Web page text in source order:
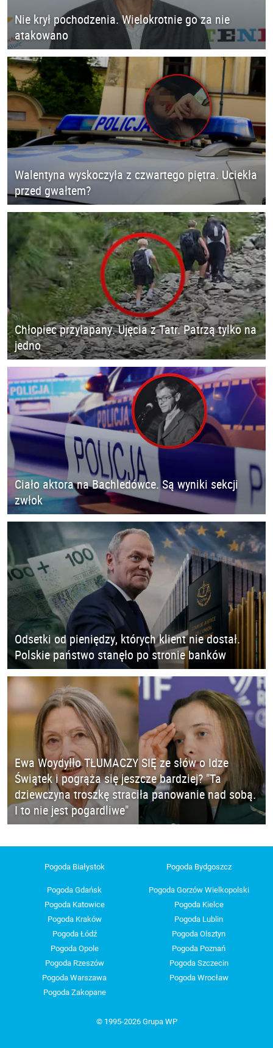
Nie krył pochodzenia. Wielokrotnie go za nie
atakowano
Walentyna wyskoczyła z czwartego piętra. Uciekła
przed gwałtem?
Chłopiec przyłapany. Ujęcia z Tatr. Patrzą tylko na
jedno
Ciało aktora na Bachledówce. Są wyniki sekcji
zwłok
Odsetki od pieniędzy, których klient nie dostał.
Polskie państwo stanęło po stronie banków
Ewa Woydyłło TŁUMACZY SIĘ ze słów o Idze
Świątek i pogrąża się jeszcze bardziej? "Ta
dziewczyna troszkę straciła panowanie nad sobą.
I to nie jest pogardliwe"
Pogoda Białystok Pogoda Bydgoszcz
Pogoda Gdańsk
Pogoda Gorzów Wielkopolski
Pogoda Katowice
Pogoda Kielce
Pogoda Kraków
Pogoda Lublin
Pogoda Łódź
Pogoda Olsztyn
Pogoda Opole
Pogoda Poznań
Pogoda Rzeszów
Pogoda Szczecin
Pogoda Warszawa
Pogoda Wrocław
Pogoda Zakopane
© 1995-2026 Grupa WP